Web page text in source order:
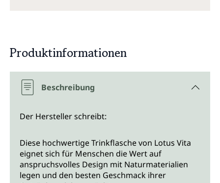
Produktinformationen
Beschreibung
Der Hersteller schreibt:
Diese hochwertige Trinkflasche von Lotus Vita
eignet sich für Menschen die Wert auf
anspruchsvolles Design mit Naturmaterialien
legen und den besten Geschmack ihrer